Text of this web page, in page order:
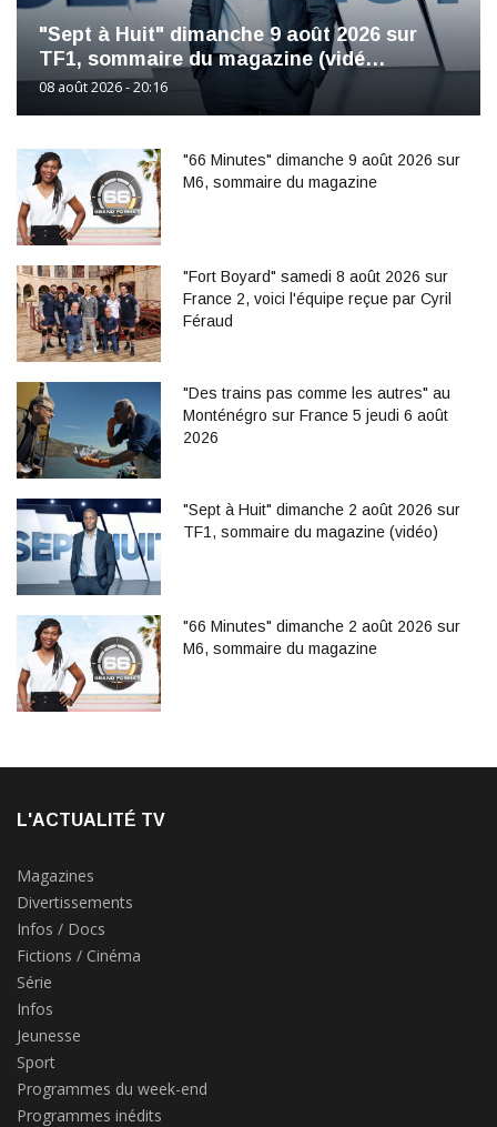
"Sept à Huit" dimanche 9 août 2026 sur
TF1, sommaire du magazine (vidé…
08 août 2026 - 20:16
"66 Minutes" dimanche 9 août 2026 sur
M6, sommaire du magazine
"Fort Boyard" samedi 8 août 2026 sur
France 2, voici l'équipe reçue par Cyril
Féraud
"Des trains pas comme les autres" au
Monténégro sur France 5 jeudi 6 août
2026
"Sept à Huit" dimanche 2 août 2026 sur
TF1, sommaire du magazine (vidéo)
"66 Minutes" dimanche 2 août 2026 sur
M6, sommaire du magazine
L'ACTUALITÉ TV
Magazines
Divertissements
Infos / Docs
Fictions / Cinéma
Série
Infos
Jeunesse
Sport
Programmes du week-end
Programmes inédits